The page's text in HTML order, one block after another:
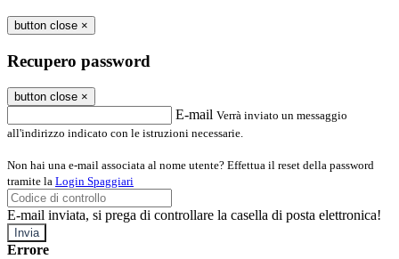
button close ×
Recupero password
button close ×
E-mail Verrà inviato un messaggio
all'indirizzo indicato con le istruzioni necessarie.
Non hai una e-mail associata al nome utente? Effettua il reset della password
tramite la Login Spaggiari
E-mail inviata, si prega di controllare la casella di posta elettronica!
Errore